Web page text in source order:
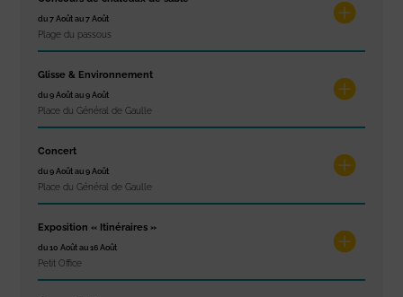
du 7 Août au 7 Août
Plage du passous
Glisse & Environnement
du 9 Août au 9 Août
Place du Général de Gaulle
Concert
du 9 Août au 9 Août
Place du Général de Gaulle
Exposition « Itinéraires »
du 10 Août au 16 Août
Petit Office